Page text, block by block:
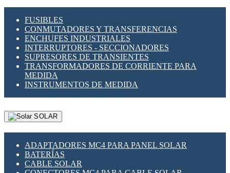
FUSIBLES
CONMUTADORES Y TRANSFERENCIAS
ENCHUFES INDUSTRIALES
INTERRUPTORES - SECCIONADORES
SUPRESORES DE TRANSIENTES
TRANSFORMADORES DE CORRIENTE PARA
MEDIDA
INSTRUMENTOS DE MEDIDA
SOLAR
ADAPTADORES MC4 PARA PANEL SOLAR
BATERÍAS
CABLE SOLAR